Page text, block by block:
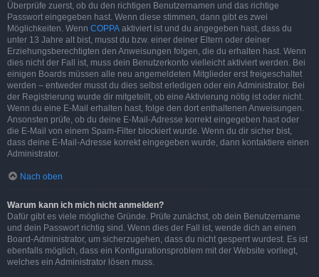
Überprüfe zuerst, ob du den richtigen Benutzernamen und das richtige
Passwort eingegeben hast. Wenn diese stimmen, dann gibt es zwei
Möglichkeiten. Wenn COPPA aktiviert ist und du angegeben hast, dass du
unter 13 Jahre alt bist, musst du bzw. einer deiner Eltern oder deiner
Erziehungsberechtigten den Anweisungen folgen, die du erhalten hast. Wenn
dies nicht der Fall ist, muss dein Benutzerkonto vielleicht aktiviert werden. Bei
einigen Boards müssen alle neu angemeldeten Mitglieder erst freigeschaltet
werden – entweder musst du dies selbst erledigen oder ein Administrator. Bei
der Registrierung wurde dir mitgeteilt, ob eine Aktivierung nötig ist oder nicht.
Wenn du eine E-Mail erhalten hast, folge den dort enthaltenen Anweisungen.
Ansonsten prüfe, ob du deine E-Mail-Adresse korrekt eingegeben hast oder
die E-Mail von einem Spam-Filter blockiert wurde. Wenn du dir sicher bist,
dass deine E-Mail-Adresse korrekt eingegeben wurde, dann kontaktiere einen
Administrator.
Nach oben
Warum kann ich mich nicht anmelden?
Dafür gibt es viele mögliche Gründe. Prüfe zunächst, ob dein Benutzername
und dein Passwort richtig sind. Wenn dies der Fall ist, wende dich an einen
Board-Administrator, um sicherzugehen, dass du nicht gesperrt wurdest. Es ist
ebenfalls möglich, dass ein Konfigurationsproblem mit der Website vorliegt,
welches ein Administrator lösen muss.